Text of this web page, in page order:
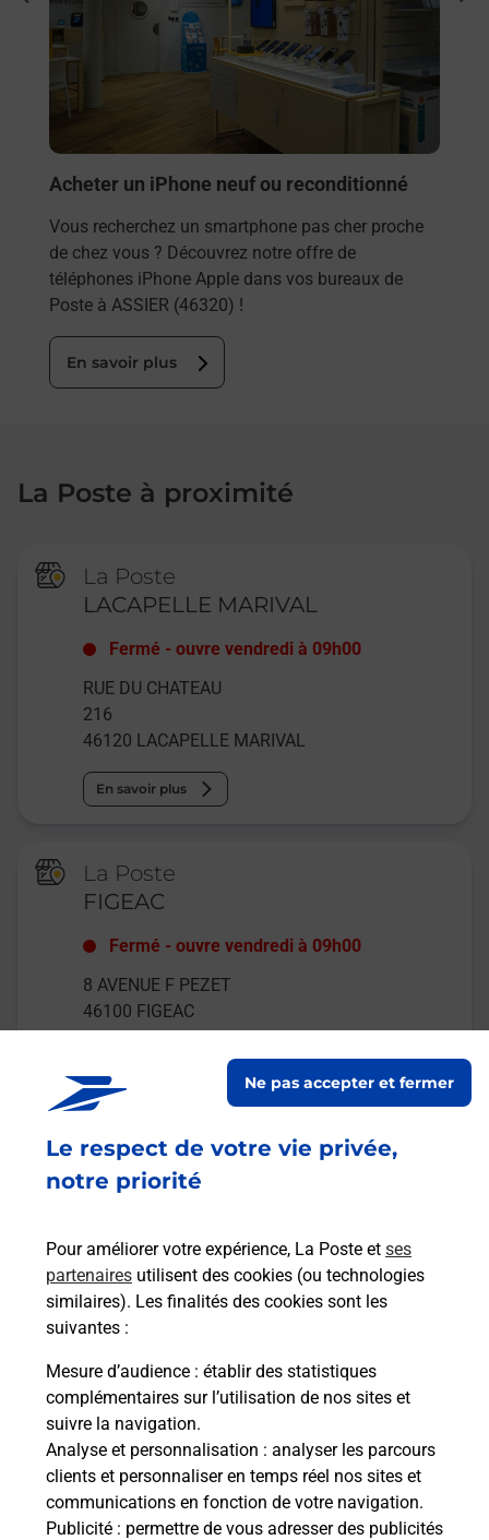
Le respect de votre vie privée,
notre priorité
Pour améliorer votre expérience, La Poste et ses
partenaires utilisent des cookies (ou technologies
similaires). Les finalités des cookies sont les
suivantes :
Mesure d’audience : établir des statistiques
complémentaires sur l’utilisation de nos sites et
suivre la navigation.
Analyse et personnalisation : analyser les parcours
clients et personnaliser en temps réel nos sites et
communications en fonction de votre navigation.
Publicité : permettre de vous adresser des publicités
Ne pas accepter et fermer
Acheter un iPhone neuf ou reconditionné
Vous recherchez un smartphone pas cher proche
de chez vous ? Découvrez notre offre de
téléphones iPhone Apple dans vos bureaux de
Poste à ASSIER (46320) !
En savoir plus
La Poste à proximité
La Poste
LACAPELLE MARIVAL
Fermé -ouvre vendredi à 09h00
RUE DU CHATEAU
216
46120 LACAPELLE MARIVAL
En savoir plus
La Poste
FIGEAC
Fermé -ouvre vendredi à 09h00
8 AVENUE F PEZET
46100 FIGEAC
La Poste
Ouvert 24h/24
En savoir plus
Recherchez un autre point de contact
Questions fréquemment posées